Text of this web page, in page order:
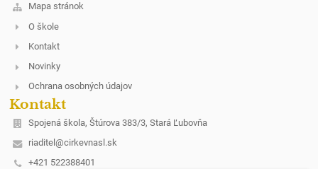
Mapa stránok
O škole
Kontakt
Novinky
Ochrana osobných údajov
Kontakt
Spojená škola, Štúrova 383/3, Stará Ľubovňa
riaditel@cirkevnasl.sk
+421 522388401